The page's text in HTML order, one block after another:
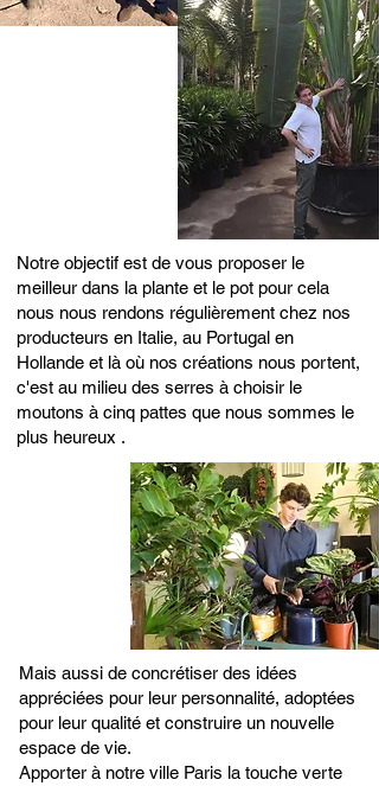
Notre objectif est de vous proposer le
meilleur dans la plante et le pot pour cela
nous nous rendons régulièrement chez nos
producteurs en Italie, au Portugal en
Hollande et là où nos créations nous portent,
c'est au milieu des serres à choisir le
moutons à cinq pattes que nous sommes le
plus heureux .
​Mais aussi de concrétiser des idées
appréciées pour leur personnalité, adoptées
pour leur qualité​ et construire un nouvelle
espace de vie.
Apporter à notre ville Paris la touche verte